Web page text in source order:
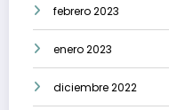
febrero 2023
enero 2023
diciembre 2022